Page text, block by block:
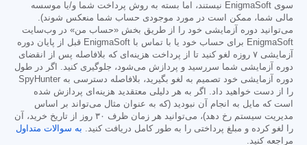
سوی EnigmaSoft نیستند، اما بسته به روش پرداخت شما و/یا موسسه
مالی شما، ممکن است در مورد موجودی حساب شما منعکس شوند).
می‌توانید دوره آزمایشی خود را از طریق بخش «حساب من» در وب‌سایت
EnigmaSoft برای حساب خود یا با تماس با EnigmaSoft قبل از پایان دوره
آزمایشی ۷ روزه لغو کنید تا از پرداخت هزینه‌ای که بلافاصله پس از انقضای
دوره آزمایشی شما سررسید و پردازش می‌شود، جلوگیری کنید. اگر در طول
دوره آزمایشی خود تصمیم به لغو بگیرید، بلافاصله دسترسی به SpyHunter
را از دست خواهید داد. اگر به هر دلیلی معتقدید هزینه‌ای پردازش شده
است که مایل به انجام آن نبودید (که به عنوان مثال می‌تواند بر اساس
مدیریت سیستم رخ دهد)، می‌توانید هر زمان ظرف ۳۰ روز از تاریخ خرید، آن
را لغو کرده و مبلغ پرداختی را به طور کامل دریافت کنید. به سوالات متداول
مراجعه کنید.